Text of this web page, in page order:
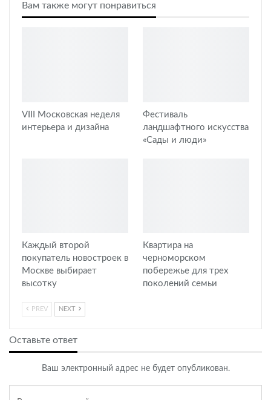
Вам также могут понравиться
VIII Московская неделя
интерьера и дизайна
Фестиваль
ландшафтного искусства
«Сады и люди»
Каждый второй
покупатель новостроек в
Москве выбирает
высотку
Квартира на
черноморском
побережье для трех
поколений семьи
PREV NEXT
Оставьте ответ
Ваш электронный адрес не будет опубликован.